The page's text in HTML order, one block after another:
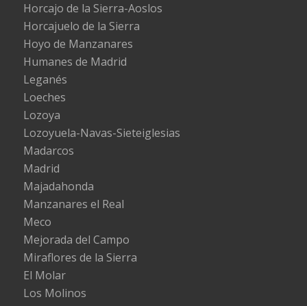
Horcajo de la Sierra-Aoslos
Horcajuelo de la Sierra
Hoyo de Manzanares
Humanes de Madrid
Leganés
Loeches
Lozoya
Lozoyuela-Navas-Sieteiglesias
Madarcos
Madrid
Majadahonda
Manzanares el Real
Meco
Mejorada del Campo
Miraflores de la Sierra
El Molar
Los Molinos